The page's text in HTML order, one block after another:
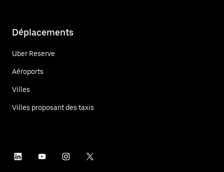
Déplacements
Uber Reserve
Aéroports
Villes
Villes proposant des taxis